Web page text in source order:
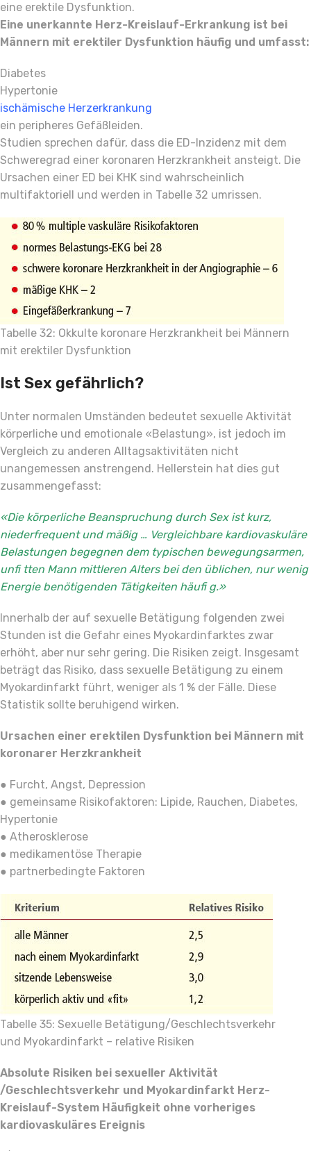
eine erektile Dysfunktion.
Eine unerkannte Herz-Kreislauf-Erkrankung ist bei
Männern mit erektiler Dysfunktion häufig und umfasst:
Diabetes
Hypertonie
ischämische Herzerkrankung
ein peripheres Gefäßleiden.
Studien sprechen dafür, dass die ED-Inzidenz mit dem
Schweregrad einer koronaren Herzkrankheit ansteigt. Die
Ursachen einer ED bei KHK sind wahrscheinlich
multifaktoriell und werden in Tabelle 32 umrissen.
Tabelle 32: Okkulte koronare Herzkrankheit bei Männern
mit erektiler Dysfunktion
Ist Sex gefährlich?
Unter normalen Umständen bedeutet sexuelle Aktivität
körperliche und emotionale «Belastung», ist jedoch im
Vergleich zu anderen Alltagsaktivitäten nicht
unangemessen anstrengend. Hellerstein hat dies gut
zusammengefasst:
«Die körperliche Beanspruchung durch Sex ist kurz,
niederfrequent und mäßig … Vergleichbare kardiovaskuläre
Belastungen begegnen dem typischen bewegungsarmen,
unfi tten Mann mittleren Alters bei den üblichen, nur wenig
Energie benötigenden Tätigkeiten häufi g.»
Innerhalb der auf sexuelle Betätigung folgenden zwei
Stunden ist die Gefahr eines Myokardinfarktes zwar
erhöht, aber nur sehr gering. Die Risiken zeigt. Insgesamt
beträgt das Risiko, dass sexuelle Betätigung zu einem
Myokardinfarkt führt, weniger als 1 % der Fälle. Diese
Statistik sollte beruhigend wirken.
Ursachen einer erektilen Dysfunktion bei Männern mit
koronarer Herzkrankheit
● Furcht, Angst, Depression
● gemeinsame Risikofaktoren: Lipide, Rauchen, Diabetes,
Hypertonie
● Atherosklerose
● medikamentöse Therapie
● partnerbedingte Faktoren
Tabelle 35: Sexuelle Betätigung/Geschlechtsverkehr
und Myokardinfarkt – relative Risiken
Absolute Risiken bei sexueller Aktivität
/Geschlechtsverkehr und Myokardinfarkt Herz-
Kreislauf-System Häufigkeit ohne vorheriges
kardiovaskuläres Ereignis